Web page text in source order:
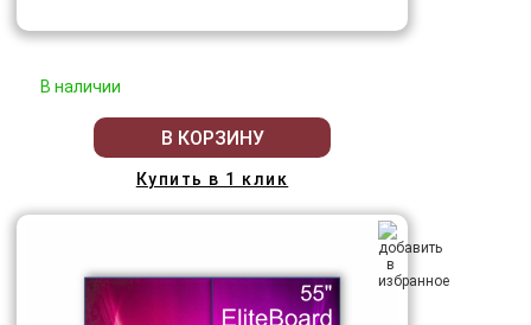
В наличии
В КОРЗИНУ
Купить в 1 клик